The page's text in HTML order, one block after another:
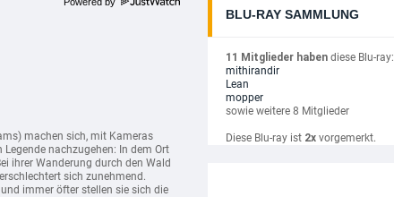
machen sich, mit Kameras
nachzugehen: In dem Ort
ihrer Wanderung durch den Wald
sich zunehmend.
immer öfter stellen sie sich die
BLU-RAY SAMMLUNG
11 Mitglieder haben diese Blu-ray:
mithirandir
Lean
mopper
sowie weitere 8 Mitglieder
Diese Blu-ray ist 2x vorgemerkt.